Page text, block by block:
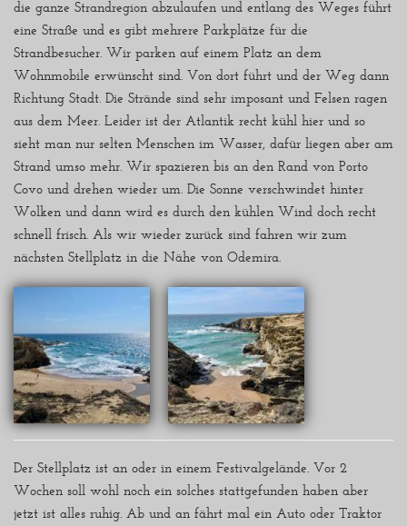
die ganze Strandregion abzulaufen und entlang des Weges führt
eine Straße und es gibt mehrere Parkplätze für die
Strandbesucher. Wir parken auf einem Platz an dem
Wohnmobile erwünscht sind. Von dort führt und der Weg dann
Richtung Stadt. Die Strände sind sehr imposant und Felsen ragen
aus dem Meer. Leider ist der Atlantik recht kühl hier und so
sieht man nur selten Menschen im Wasser, dafür liegen aber am
Strand umso mehr. Wir spazieren bis an den Rand von Porto
Covo und drehen wieder um. Die Sonne verschwindet hinter
Wolken und dann wird es durch den kühlen Wind doch recht
schnell frisch. Als wir wieder zurück sind fahren wir zum
nächsten Stellplatz in die Nähe von Odemira.
Der Stellplatz ist an oder in einem Festivalgelände. Vor 2
Wochen soll wohl noch ein solches stattgefunden haben aber
jetzt ist alles ruhig. Ab und an fährt mal ein Auto oder Traktor